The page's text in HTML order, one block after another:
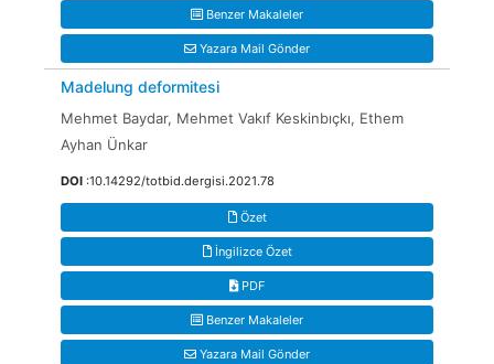
Benzer Makaleler
Yazara Mail Gönder
Madelung deformitesi
Mehmet Baydar, Mehmet Vakıf Keskinbıçkı, Ethem
Ayhan Ünkar
DOI :10.14292/totbid.dergisi.2021.78
Özet
İngilizce Özet
PDF
Benzer Makaleler
Yazara Mail Gönder